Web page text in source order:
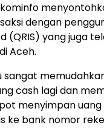
dengan
(QRIS) yang juga
Aceh.
sangat
cash lagi dan
menyimpan uang
ke bank nomor